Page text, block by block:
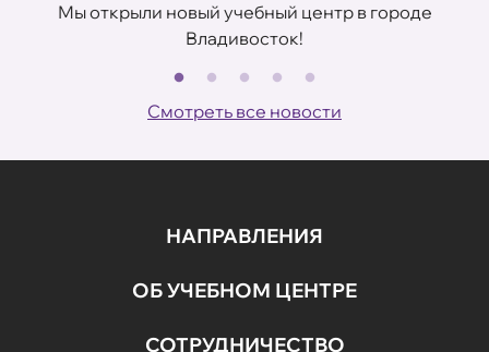
Мы открыли новый учебный центр в городе
Владивосток!
Смотреть все новости
НАПРАВЛЕНИЯ
ОБ УЧЕБНОМ ЦЕНТРЕ
СОТРУДНИЧЕСТВО